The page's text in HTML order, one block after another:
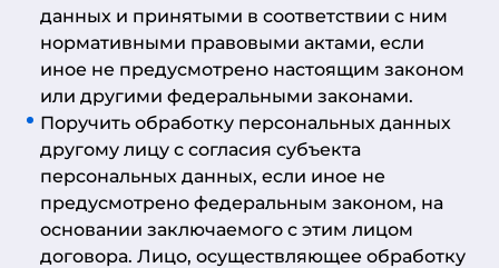
данных и принятыми в соответствии с ним
нормативными правовыми актами, если
иное не предусмотрено настоящим законом
или другими федеральными законами.
Поручить обработку персональных данных
другому лицу с согласия субъекта
персональных данных, если иное не
предусмотрено федеральным законом, на
основании заключаемого с этим лицом
договора. Лицо, осуществляющее обработку